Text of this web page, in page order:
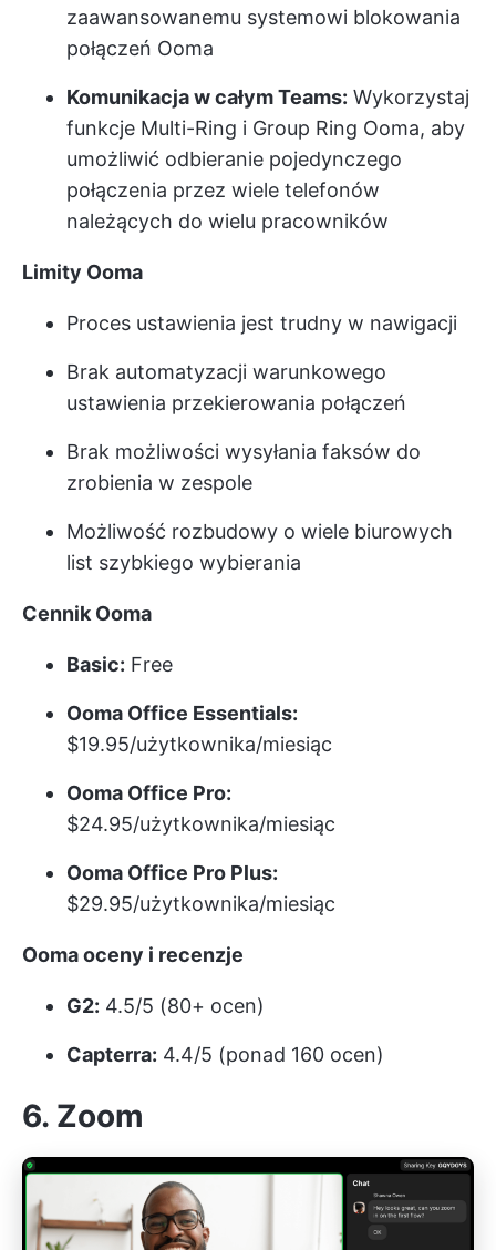
zaawansowanemu systemowi blokowania
połączeń Ooma
Komunikacja w całym Teams: Wykorzystaj
funkcje Multi-Ring i Group Ring Ooma, aby
umożliwić odbieranie pojedynczego
połączenia przez wiele telefonów
należących do wielu pracowników
Limity Ooma
Proces ustawienia jest trudny w nawigacji
Brak automatyzacji warunkowego
ustawienia przekierowania połączeń
Brak możliwości wysyłania faksów do
zrobienia w zespole
Możliwość rozbudowy o wiele biurowych
list szybkiego wybierania
Cennik Ooma
Basic: Free
Ooma Office Essentials:
$19.95/użytkownika/miesiąc
Ooma Office Pro:
$24.95/użytkownika/miesiąc
Ooma Office Pro Plus:
$29.95/użytkownika/miesiąc
Ooma oceny i recenzje
G2: 4.5/5 (80+ ocen)
Capterra: 4.4/5 (ponad 160 ocen)
6. Zoom